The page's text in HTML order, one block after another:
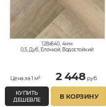
128x640, 4мм
0,5, Дуб, Елочкой, Водостойкий
Цена за 1 м² 2 448 руб.
КУПИТЬ
ДЕШЕВЛЕ
В КОРЗИНУ